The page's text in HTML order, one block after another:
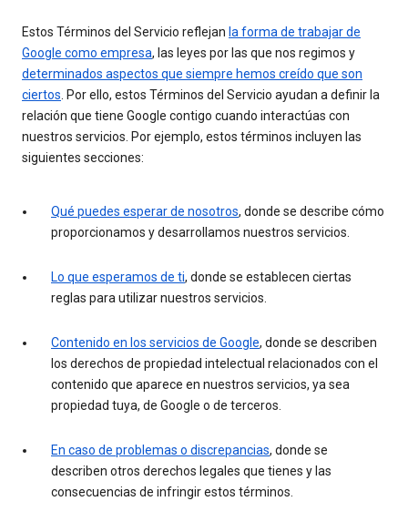
Estos Términos del Servicio reflejan la forma de trabajar de
Google como empresa, las leyes por las que nos regimos y
determinados aspectos que siempre hemos creído que son
ciertos . Por ello, estos Términos del Servicio ayudan a definir la
relación que tiene Google contigo cuando interactúas con
nuestros servicios. Por ejemplo, estos términos incluyen las
siguientes secciones:
Qué puedes esperar de nosotros, donde se describe cómo
proporcionamos y desarrollamos nuestros servicios.
Lo que esperamos de ti, donde se establecen ciertas
reglas para utilizar nuestros servicios.
Contenido en los servicios de Google, donde se describen
los derechos de propiedad intelectual relacionados con el
contenido que aparece en nuestros servicios, ya sea
propiedad tuya, de Google o de terceros.
En caso de problemas o discrepancias, donde se
describen otros derechos legales que tienes y las
consecuencias de infringir estos términos.